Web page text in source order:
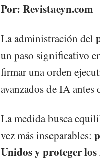
Por: Revistaeyn.com
La administración del
un paso significativo
firmar una orden
avanzados de IA
La medida busca
vez más inseparables:
Unidos y proteger